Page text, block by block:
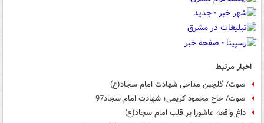
اخبار مرتبط
صوت/ گلچین مداحی شهادت امام سجاد(ع)
صوت/ حاج محمود کریمی؛ شهادت امام سجاد97
داغ واقعه عاشورا بر قلب امام سجاد(ع)